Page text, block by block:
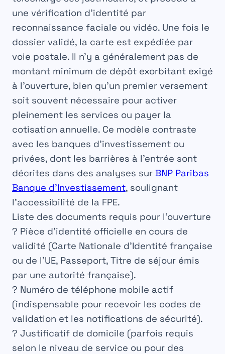
une vérification d’identité par
reconnaissance faciale ou vidéo. Une fois le
dossier validé, la carte est expédiée par
voie postale. Il n’y a généralement pas de
montant minimum de dépôt exorbitant exigé
à l’ouverture, bien qu’un premier versement
soit souvent nécessaire pour activer
pleinement les services ou payer la
cotisation annuelle. Ce modèle contraste
avec les banques d’investissement ou
privées, dont les barrières à l’entrée sont
décrites dans des analyses sur BNP Paribas
Banque d’Investissement, soulignant
l’accessibilité de la FPE.
Liste des documents requis pour l’ouverture
? Pièce d’identité officielle en cours de
validité (Carte Nationale d’Identité française
ou de l’UE, Passeport, Titre de séjour émis
par une autorité française).
? Numéro de téléphone mobile actif
(indispensable pour recevoir les codes de
validation et les notifications de sécurité).
? Justificatif de domicile (parfois requis
selon le niveau de service ou pour des